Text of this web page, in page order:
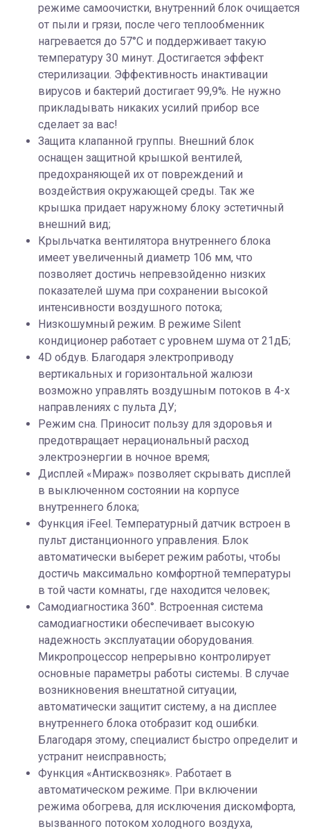
режиме самоочистки, внутренний блок очищается
от пыли и грязи, после чего теплообменник
нагревается до 57°С и поддерживает такую
температуру 30 минут. Достигается эффект
стерилизации. Эффективность инактивации
вирусов и бактерий достигает 99,9%. Не нужно
прикладывать никаких усилий прибор все
сделает за вас!
Защита клапанной группы. Внешний блок
оснащен защитной крышкой вентилей,
предохраняющей их от повреждений и
воздействия окружающей среды. Так же
крышка придает наружному блоку эстетичный
внешний вид;
Крыльчатка вентилятора внутреннего блока
имеет увеличенный диаметр 106 мм, что
позволяет достичь непревзойденно низких
показателей шума при сохранении высокой
интенсивности воздушного потока;
Низкошумный режим. В режиме Silent
кондиционер работает с уровнем шума от 21дБ;
4D обдув. Благодаря электроприводу
вертикальных и горизонтальной жалюзи
возможно управлять воздушным потоков в 4-х
направлениях с пульта ДУ;
Режим сна. Приносит пользу для здоровья и
предотвращает нерациональный расход
электроэнергии в ночное время;
Дисплей «Мираж» позволяет скрывать дисплей
в выключенном состоянии на корпусе
внутреннего блока;
Функция iFeel. Температурный датчик встроен в
пульт дистанционного управления. Блок
автоматически выберет режим работы, чтобы
достичь максимально комфортной температуры
в той части комнаты, где находится человек;
Cамодиагностика 360°. Встроенная система
самодиагностики обеспечивает высокую
надежность эксплуатации оборудования.
Микропроцессор непрерывно контролирует
основные параметры работы системы. В случае
возникновения внештатной ситуации,
автоматически защитит систему, а на дисплее
внутреннего блока отобразит код ошибки.
Благодаря этому, специалист быстро определит и
устранит неисправность;
Функция «Антисквозняк». Работает в
автоматическом режиме. При включении
режима обогрева, для исключения дискомфорта,
вызванного потоком холодного воздуха,